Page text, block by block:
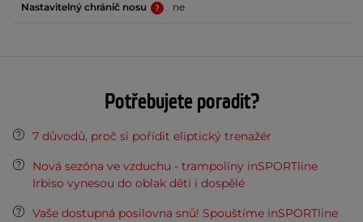
Nastavitelný chránič nosu ne
Potřebujete poradit?
7 důvodů, proč si pořídit eliptický trenažér
Nová sezóna ve vzduchu - trampolíny inSPORTline
Irbiso vynesou do oblak děti i dospělé
Vaše dostupná posilovna snů! Spouštíme inSPORTline